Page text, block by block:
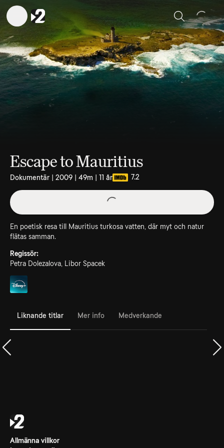
Sök
Escape to Mauritius
Dokumentär | 2009 | 49m | 11 år 7.2
En poetisk resa till Mauritius turkosa vatten, där myt och natur
flätas samman.
Regissör:
Petra Dolezalova, Libor Spacek
Liknande titlar Mer info Medverkande
Allmänna villkor